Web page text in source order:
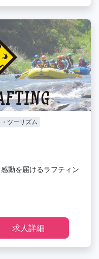
ツーリズム
動を届けるラフティン
求人詳細